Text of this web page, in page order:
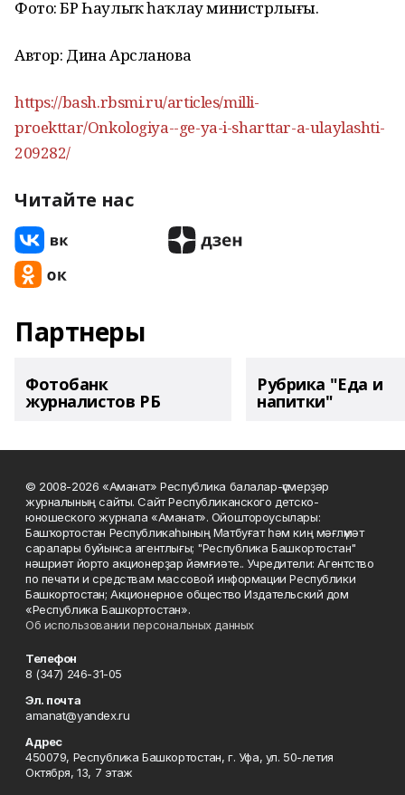
Фото: БР Һаулыҡ һаҡлау министрлығы.
Автор: Дина Арсланова
https://bash.rbsmi.ru/articles/milli-
proekttar/Onkologiya--ge-ya-i-sharttar-a-ulaylashti-
209282/
Читайте нас
Партнеры
Фотобанк
журналистов РБ
Рубрика "Еда и
напитки"
© 2008-2026 «Аманат» Республика балалар-үҫмерҙәр
журналының сайты. Сайт Республиканского детско-
юношеского журнала «Аманат». Ойоштороусылары:
Башҡортостан Республикаһының Матбуғат һәм киң мәғлүмәт
саралары буйынса агентлығы; "Республика Башкортостан"
нәшриәт йорто акционерҙар йәмғиәте.. Учредители: Агентство
по печати и средствам массовой информации Республики
Башкортостан; Акционерное общество Издательский дом
«Республика Башкортостан».
Об использовании персональных данных
Телефон
8 (347) 246-31-05
Эл. почта
amanat@yandex.ru
Адрес
450079, Республика Башкортостан, г. Уфа, ул. 50-летия
Октября, 13, 7 этаж